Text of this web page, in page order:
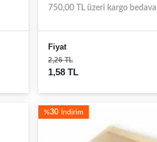
750,00 TL üzeri kargo bedava
Fiyat
2,26 TL
1,58 TL
%30 İndirim